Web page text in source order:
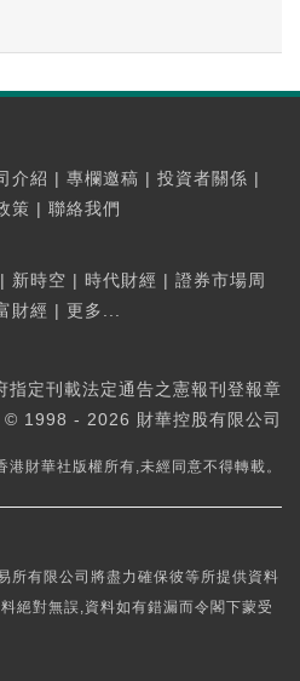
介紹 | 專欄邀稿 | 投資者關係 |
策 | 聯絡我們
| 新時空 | 時代財經 | 證券市場周
財經 | 更多...
指定刊載法定通告之憲報刊登報章
1998 - 2026 財華控股有限公司
港財華社版權所有,未經同意不得轉載。
所有限公司將盡力確保彼等所提供資料
絕對無誤,資料如有錯漏而令閣下蒙受